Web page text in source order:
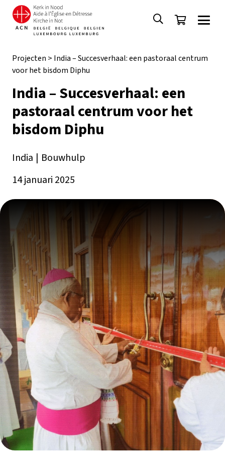
Projecten > India – Succesverhaal: een pastoraal centrum
voor het bisdom Diphu
India – Succesverhaal: een
pastoraal centrum voor het
bisdom Diphu
India | Bouwhulp
14 januari 2025